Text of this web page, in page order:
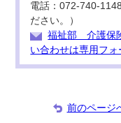
電話：072-740-
ださい。）
福祉部 介護保
い合わせは専用フォ
前のページ